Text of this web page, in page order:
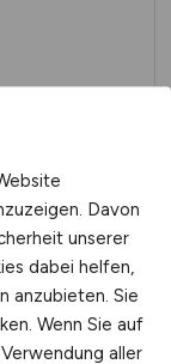
GmbH
Davon
unserer
dabei helfen,
anzubieten. Sie
Wenn Sie auf
aller